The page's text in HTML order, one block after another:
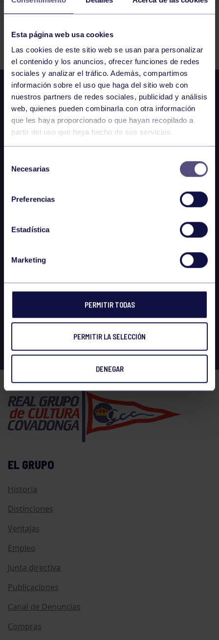
Esta página web usa cookies
Las cookies de este sitio web se usan para personalizar
el contenido y los anuncios, ofrecer funciones de redes
sociales y analizar el tráfico. Además, compartimos
información sobre el uso que haga del sitio web con
nuestros partners de redes sociales, publicidad y análisis
web, quienes pueden combinarla con otra información
que les haya proporcionado o que hayan recopilado a
partir del uso que haya hecho de sus servicios.
Necesarias
Preferencias
Estadística
Marketing
PERMITIR TODAS
PERMITIR LA SELECCIÓN
DENEGAR
EL GRUPO
Historia
Distinciones
Ventajas
Empleo
Junta directiva
Publicaciones
Canal de Denuncias
Compras